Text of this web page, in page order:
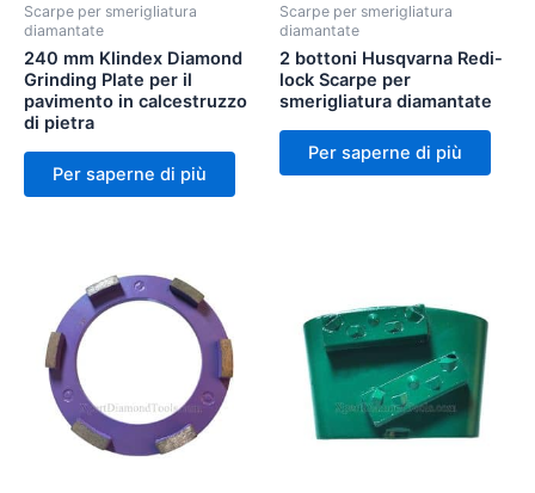
Scarpe per smerigliatura
diamantate
240 mm Klindex Diamond
Grinding Plate per il
pavimento in calcestruzzo
di pietra
Per saperne di più
Scarpe per smerigliatura
diamantate
2 bottoni Husqvarna Redi-
lock Scarpe per
smerigliatura diamantate
Per saperne di più